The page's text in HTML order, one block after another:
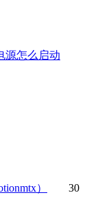
源怎么启动
）
30